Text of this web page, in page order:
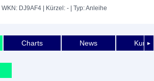
| WKN: DJ9AF4 | Kürzel: - | Typ: Anleihe
►
Charts News